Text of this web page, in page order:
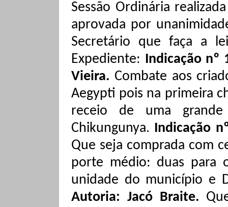
Sessão Ordinária
aprovada por
Secretário que faça a
Expediente: Indicação nº
Vieira. Combate aos
Aegypti pois na primeira
receio de uma
Chikungunya. Indicação
Que seja comprada com
porte médio: duas para
unidade do município e
Autoria: Jacó Braite.